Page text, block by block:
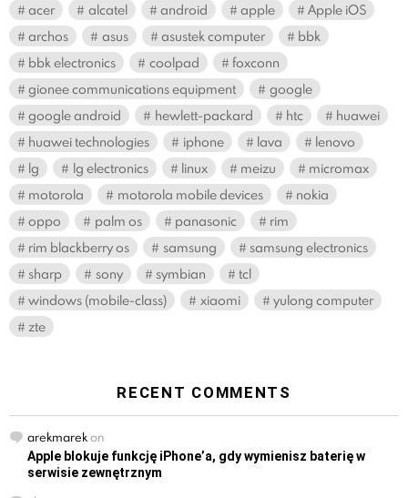
acer alcatel android apple
Apple iOS
archos
asus asustek computer
bbk
bbk electronics
coolpad
foxconn
gionee communications equipment
google
google android
hewlett-packard htc
huawei
huawei technologies
iphone lava
lenovo
lg
lg electronics linux meizu
micromax
motorola
motorola mobile devices
nokia
oppo
palm os panasonic
rim
rim blackberry os
samsung
samsung electronics
sharp
sony symbian
tcl
windows (mobile-class)
xiaomi
yulong computer
zte
RECENT COMMENTS
arekmarekon
Apple blokuje funkcję iPhone’a, gdy wymienisz baterię w
serwisie zewnętrznym